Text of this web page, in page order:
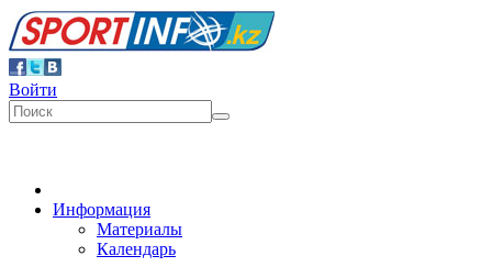
Войти
Информация
Материалы
Календарь